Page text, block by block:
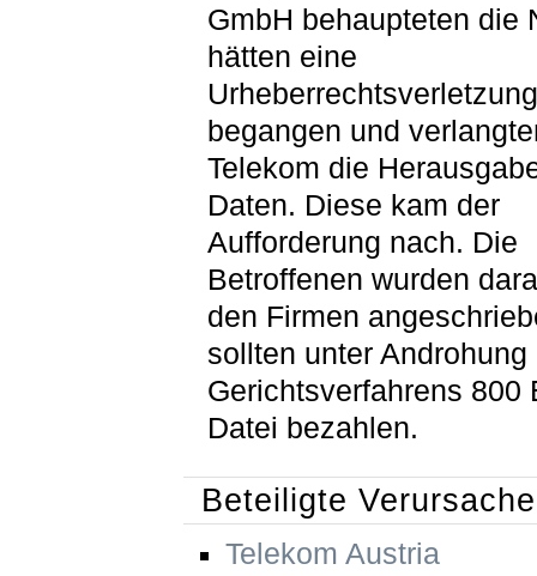
GmbH behaupteten die
hätten eine
Urheberrechtsverletzung
begangen und
Telekom die
Daten. Diese kam der
Aufforderung nach. Die
Betroffenen wurden
den Firmen
sollten unter Androhung
Gerichtsverfahrens 800
Datei bezahlen.
Beteiligte
Telekom Austria